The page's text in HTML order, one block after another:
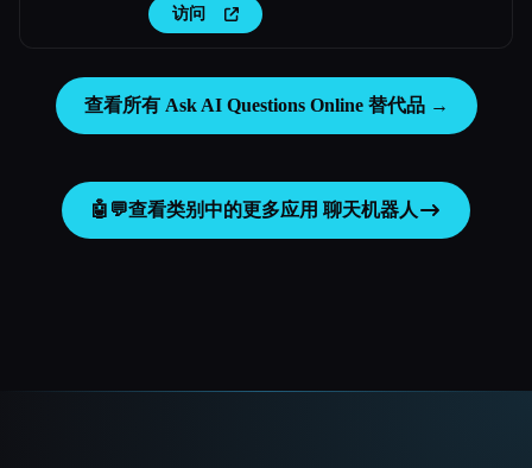
访问
查看所有 Ask AI Questions Online 替代品 →
🤖💬查看类别中的更多应用 聊天机器人